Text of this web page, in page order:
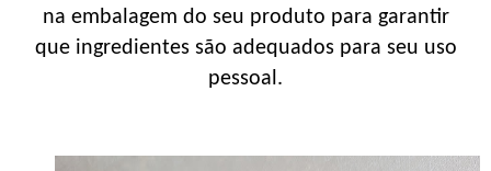
na embalagem do seu produto para garantir
que ingredientes são adequados para seu uso
pessoal.